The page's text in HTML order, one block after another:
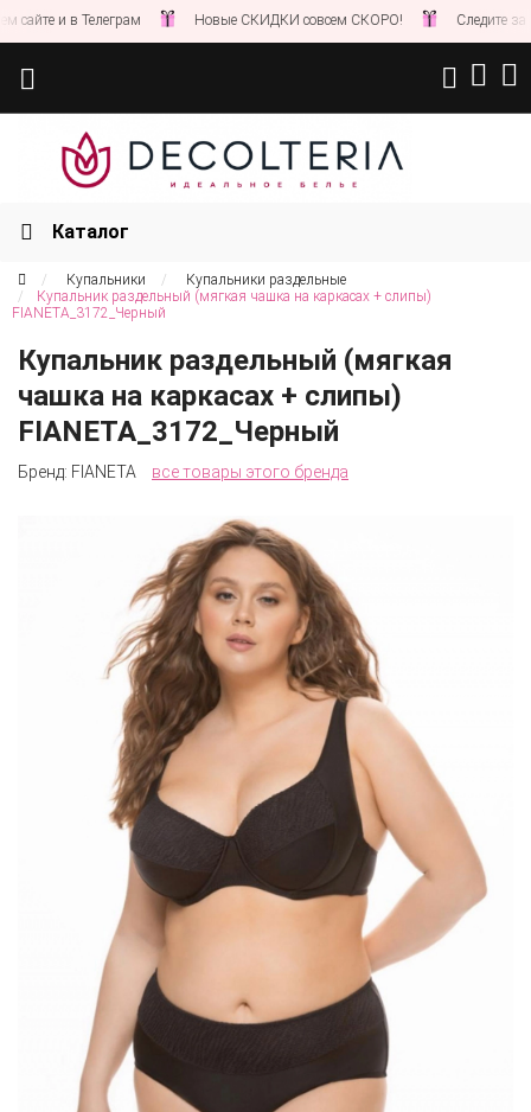
и в Телеграм Новые СКИДКИ совсем СКОРО! Следите за
Каталог
Купальники
Купальники раздельные
Купальник раздельный (мягкая чашка на каркасах + слипы)
FIANETA_3172_Черный
Купальник раздельный (мягкая
чашка на каркасах + слипы)
FIANETA_3172_Черный
Бренд: FIANETA все товары этого бренда